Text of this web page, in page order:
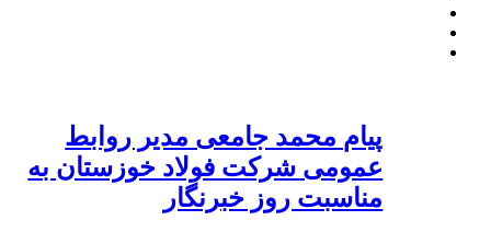
پیام محمد جامعی مدیر روابط
عمومی شرکت فولاد خوزستان به
مناسبت روز خبرنگار